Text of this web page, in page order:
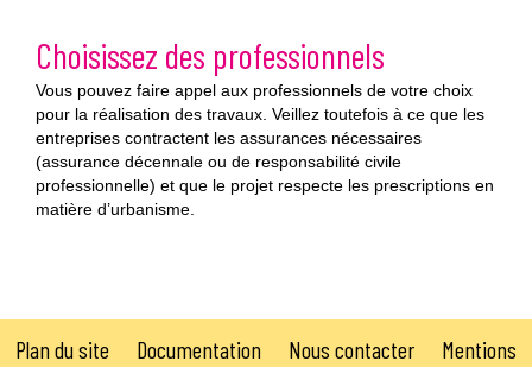
Choisissez des professionnels
Vous pouvez faire appel aux professionnels de votre choix
pour la réalisation des travaux. Veillez toutefois à ce que les
entreprises contractent les assurances nécessaires
(assurance décennale ou de responsabilité civile
professionnelle) et que le projet respecte les prescriptions en
matière d’urbanisme.
Plan du site Documentation Nous contacter
Mentions